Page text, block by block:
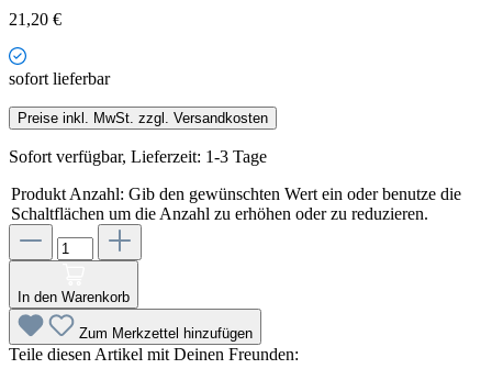
21,20 €
sofort lieferbar
Preise inkl. MwSt. zzgl. Versandkosten
Sofort verfügbar, Lieferzeit: 1-3 Tage
Produkt Anzahl: Gib den gewünschten Wert ein oder benutze die
Schaltflächen um die Anzahl zu erhöhen oder zu reduzieren.
In den Warenkorb
Zum Merkzettel hinzufügen
Teile diesen Artikel mit Deinen Freunden: